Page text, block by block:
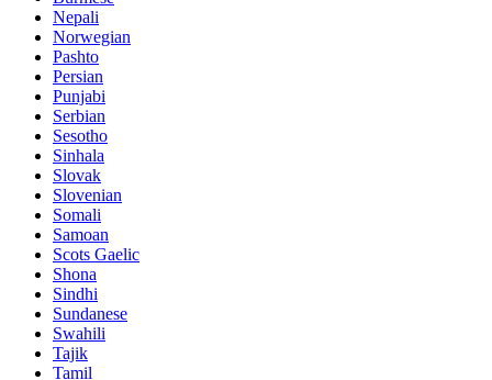
Nepali
Norwegian
Pashto
Persian
Punjabi
Serbian
Sesotho
Sinhala
Slovak
Slovenian
Somali
Samoan
Scots Gaelic
Shona
Sindhi
Sundanese
Swahili
Tajik
Tamil